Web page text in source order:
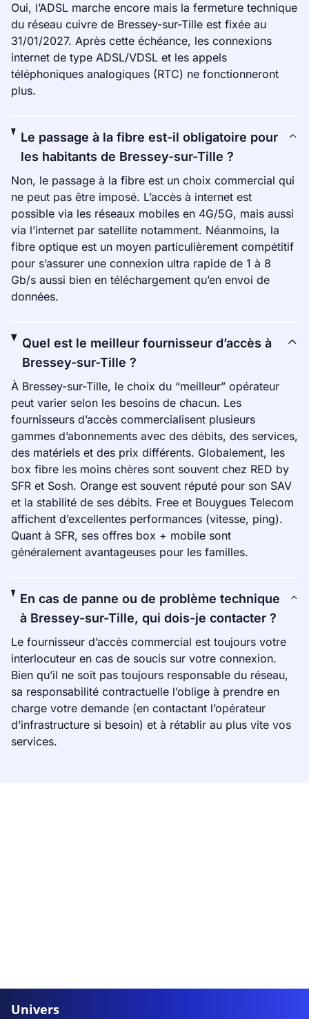
Oui, l’ADSL marche encore mais la fermeture technique
du réseau cuivre de Bressey-sur-Tille est fixée au
31/01/2027. Après cette échéance, les connexions
internet de type ADSL/VDSL et les appels
téléphoniques analogiques (RTC) ne fonctionneront
plus.
Le passage à la fibre est-il obligatoire pour
les habitants de Bressey-sur-Tille ?
Non, le passage à la fibre est un choix commercial qui
ne peut pas être imposé. L’accès à internet est
possible via les réseaux mobiles en 4G/5G, mais aussi
via l’internet par satellite notamment. Néanmoins, la
fibre optique est un moyen particulièrement compétitif
pour s’assurer une connexion ultra rapide de 1 à 8
Gb/s aussi bien en téléchargement qu’en envoi de
données.
Quel est le meilleur fournisseur d’accès à
Bressey-sur-Tille ?
À Bressey-sur-Tille, le choix du “meilleur” opérateur
peut varier selon les besoins de chacun. Les
fournisseurs d’accès commercialisent plusieurs
gammes d’abonnements avec des débits, des services,
des matériels et des prix différents. Globalement, les
box fibre les moins chères sont souvent chez RED by
SFR et Sosh. Orange est souvent réputé pour son SAV
et la stabilité de ses débits. Free et Bouygues Telecom
affichent d’excellentes performances (vitesse, ping).
Quant à SFR, ses offres box + mobile sont
généralement avantageuses pour les familles.
En cas de panne ou de problème technique
à Bressey-sur-Tille, qui dois-je contacter ?
Le fournisseur d’accès commercial est toujours votre
interlocuteur en cas de soucis sur votre connexion.
Bien qu’il ne soit pas toujours responsable du réseau,
sa responsabilité contractuelle l’oblige à prendre en
charge votre demande (en contactant l’opérateur
d’infrastructure si besoin) et à rétablir au plus vite vos
services.
Univers